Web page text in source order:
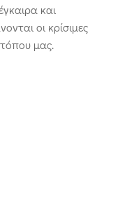
και
οι κρίσιμες
μας.